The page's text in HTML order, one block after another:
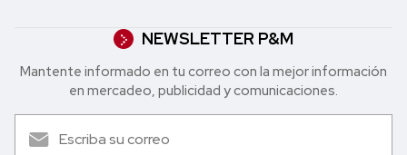
NEWSLETTER P&M
Mantente informado en tu correo con la mejor in formación
en mercadeo, publicidad y comunicaciones.